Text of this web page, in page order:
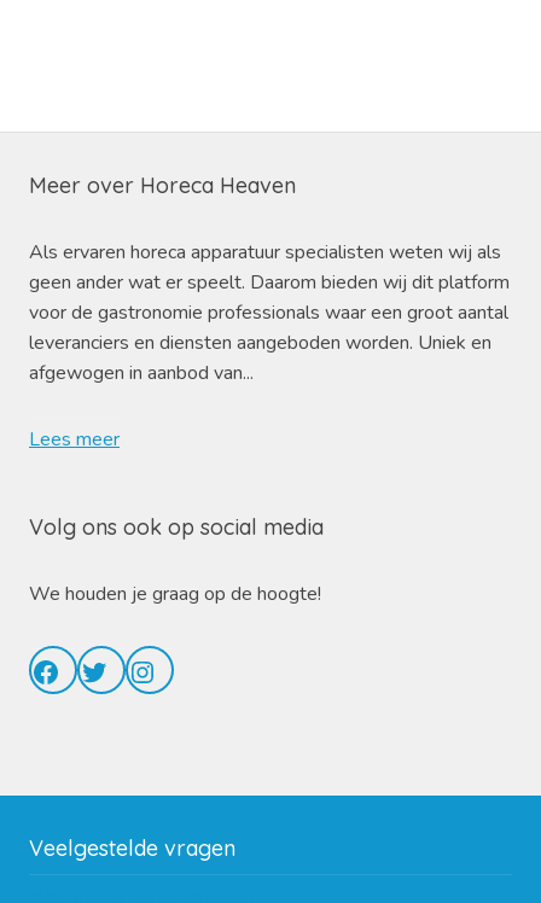
Meer over Horeca Heaven
Als ervaren horeca apparatuur specialisten weten wij als
geen ander wat er speelt. Daarom bieden wij dit platform
voor de gastronomie professionals waar een groot aantal
leveranciers en diensten aangeboden worden. Uniek en
afgewogen in aanbod van...
Lees meer
Volg ons ook op social media
We houden je graag op de hoogte!
Facebook
TwitterInstagram
Veelgestelde vragen